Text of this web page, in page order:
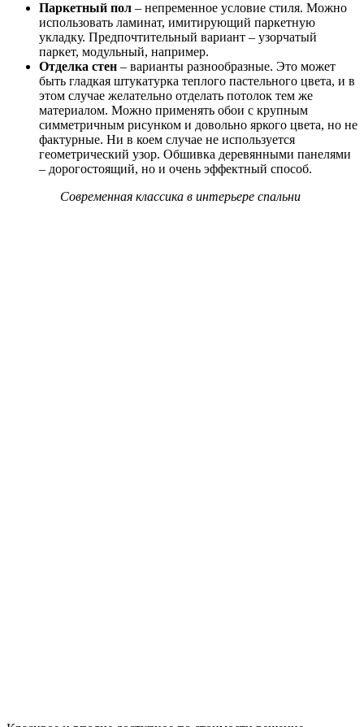
Паркетный пол – непременное условие стиля. Можно
использовать ламинат, имитирующий паркетную
укладку. Предпочтительный вариант – узорчатый
паркет, модульный, например.
Отделка стен – варианты разнообразные. Это может
быть гладкая штукатурка теплого пастельного цвета, и в
этом случае желательно отделать потолок тем же
материалом. Можно применять обои с крупным
симметричным рисунком и довольно яркого цвета, но не
фактурные. Ни в коем случае не используется
геометрический узор. Обшивка деревянными панелями
– дорогостоящий, но и очень эффектный способ.
Современная классика в интерьере спальни